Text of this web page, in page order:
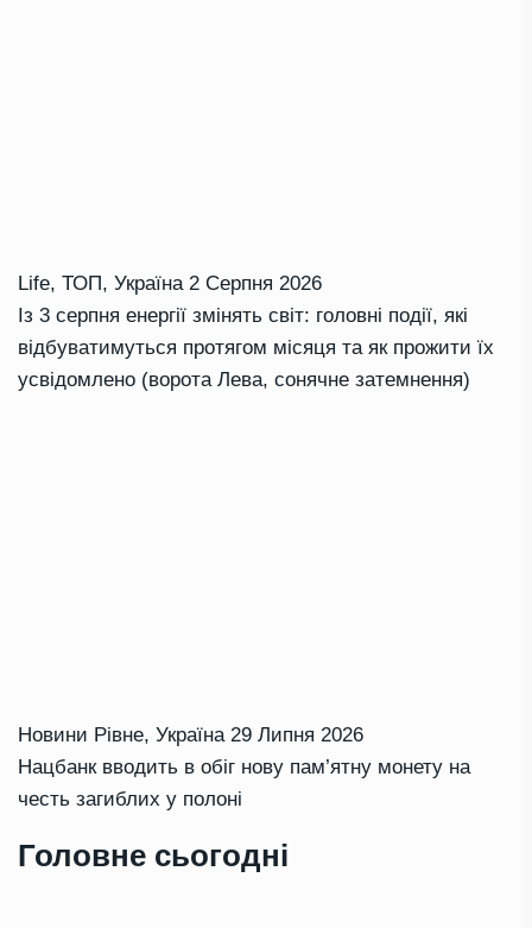
Life, ТОП, Україна 2 Серпня 2026
Із 3 серпня енергії змінять світ: головні події, які
відбуватимуться протягом місяця та як прожити їх
усвідомлено (ворота Лева, сонячне затемнення)
Новини Рівне, Україна 29 Липня 2026
Нацбанк вводить в обіг нову пам’ятну монету на
честь загиблих у полоні
Головне сьогодні